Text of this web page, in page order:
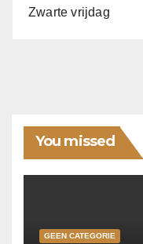
Zwarte vrijdag
You missed
GEEN CATEGORIE